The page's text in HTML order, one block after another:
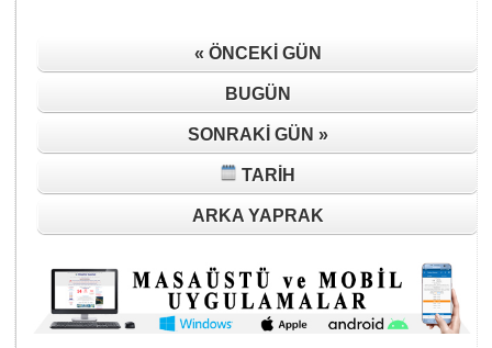
« ÖNCEKI GÜN
BUGÜN
SONRAKI GÜN »
TARIH
ARKA YAPRAK